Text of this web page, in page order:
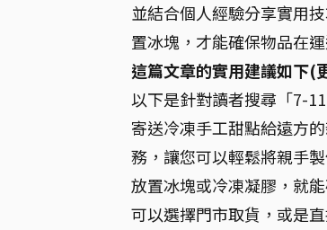
並結合個人經驗分享實用
置冰塊，才能確保物品在
這篇文章的實用建議如下(
以下是針對讀者搜尋「7-
寄送冷凍手工甜點給遠方
務，讓您可以輕鬆將親手
放置冰塊或冷凍凝膠，就
可以選擇門市取貨，或是